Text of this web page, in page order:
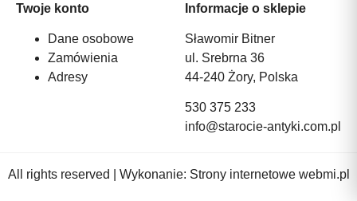
Twoje konto
Dane osobowe
Zamówienia
Adresy
Informacje o sklepie
Sławomir Bitner
ul. Srebrna 36
44-240 Żory, Polska
530 375 233
info@starocie-antyki.com.pl
All rights reserved | Wykonanie: Strony internetowe webmi.pl